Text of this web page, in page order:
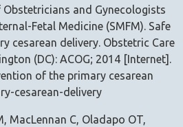
Obstetricians and Gynecologists
Fetal Medicine (SMFM). Safe
cesarean delivery. Obstetric Care
(DC): ACOG; 2014 [Internet].
of the primary cesarean
cesarean-delivery
MacLennan C, Oladapo OT,